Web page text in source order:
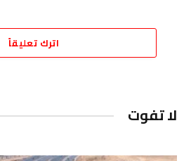
اترك تعليقاً
لا تفوت